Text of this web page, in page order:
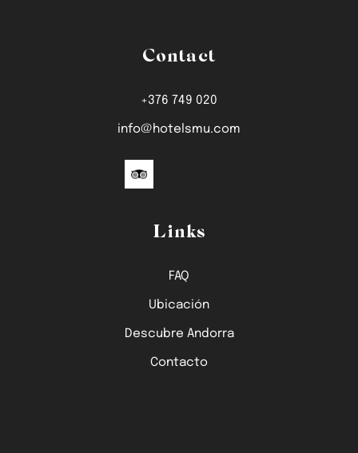
Contact
+376 749 020
info@hotelsmu.com
Links
FAQ
Ubicación
Descubre Andorra
Contacto